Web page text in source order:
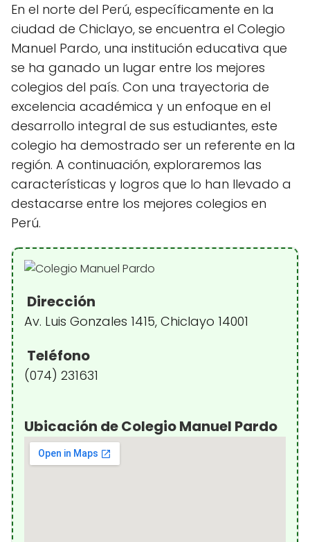
En el norte del Perú, específicamente en la
ciudad de Chiclayo, se encuentra el Colegio
Manuel Pardo, una institución educativa que
se ha ganado un lugar entre los mejores
colegios del país. Con una trayectoria de
excelencia académica y un enfoque en el
desarrollo integral de sus estudiantes, este
colegio ha demostrado ser un referente en la
región. A continuación, exploraremos las
características y logros que lo han llevado a
destacarse entre los mejores colegios en
Perú.
Dirección
Av. Luis Gonzales 1415, Chiclayo 14001
Teléfono
(074) 231631
Ubicación de Colegio Manuel Pardo